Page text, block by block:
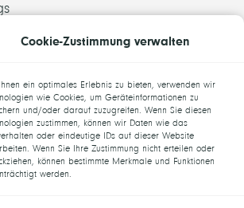
Protection
Cookie-Zustimmung verwalten
ein optimales Erlebnis zu bieten, verwenden wir
wie Cookies, um Geräteinformationen zu
und/oder darauf zuzugreifen. Wenn Sie diesen
zustimmen, können wir Daten wie das
oder eindeutige IDs auf dieser Website
Wenn Sie Ihre Zustimmung nicht erteilen oder
können bestimmte Merkmale und Funktionen
werden.